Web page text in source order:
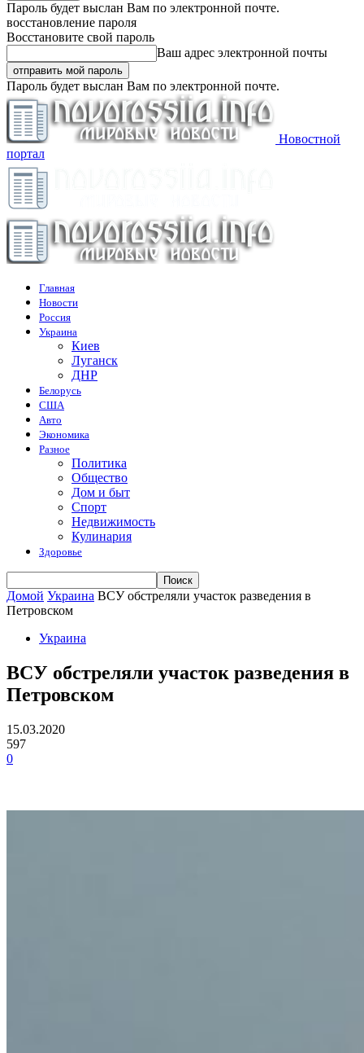
Пароль будет выслан Вам по электронной почте.
восстановление пароля
Восстановите свой пароль
Ваш адрес электронной почты
Пароль будет выслан Вам по электронной почте.
Новостной
портал
Главная
Новости
Россия
Украина
Киев
Луганск
ДНР
Белорусь
США
Авто
Экономика
Разное
Политика
Общество
Дом и быт
Спорт
Недвижимость
Кулинария
Здоровье
Домой Украина ВСУ обстреляли участок разведения в
Петровском
Украина
ВСУ обстреляли участок разведения в
Петровском
15.03.2020
597
0